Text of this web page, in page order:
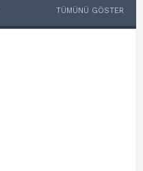
TÜMÜNÜ GÖSTER